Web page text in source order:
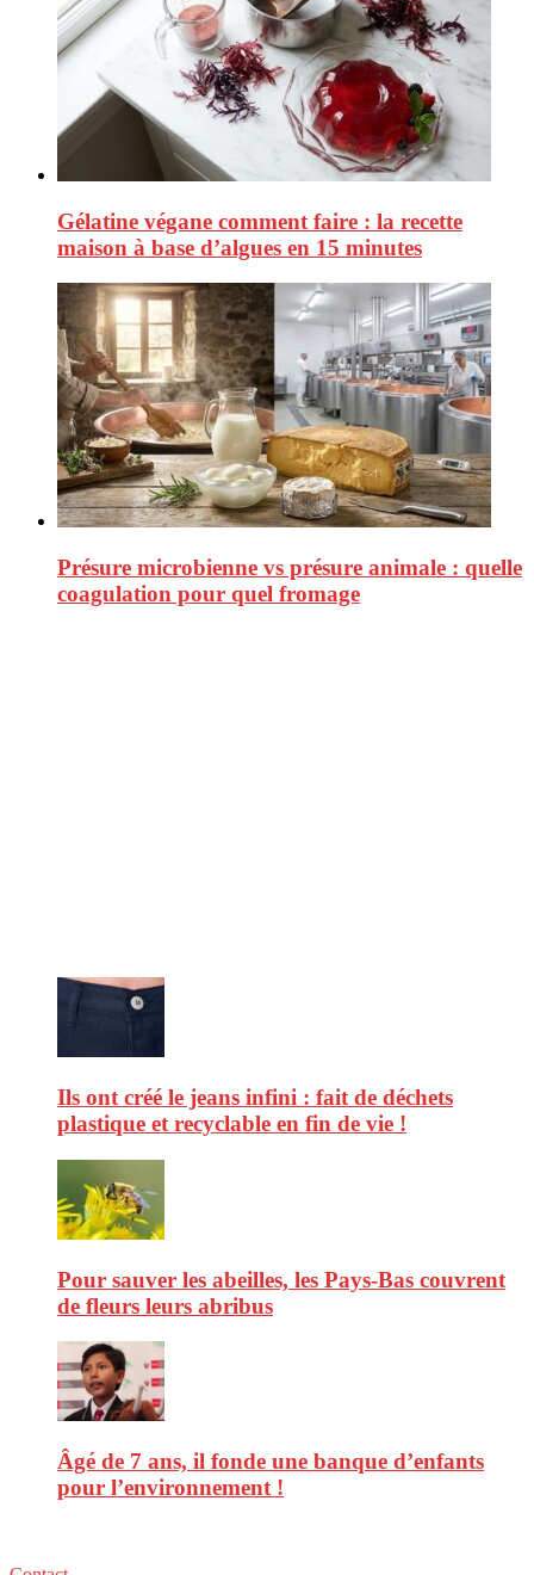
Gélatine végane comment faire : la recette
maison à base d’algues en 15 minutes
Présure microbienne vs présure animale : quelle
coagulation pour quel fromage
Ils ont créé le jeans infini : fait de déchets
plastique et recyclable en fin de vie !
Pour sauver les abeilles, les Pays-Bas couvrent
de fleurs leurs abribus
Âgé de 7 ans, il fonde une banque d’enfants
pour l’environnement !